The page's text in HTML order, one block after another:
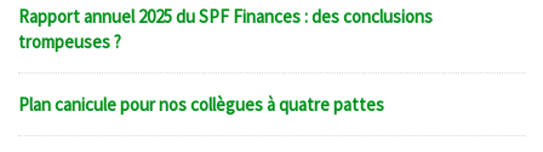
Rapport annuel 2025 du SPF Finances : des conclusions
trompeuses ?
Plan canicule pour nos collègues à quatre pattes